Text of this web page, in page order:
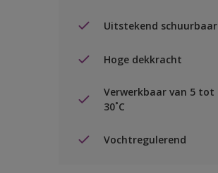
Uitstekend schuurbaar
Hoge dekkracht
Verwerkbaar van 5 tot
30˚C
Vochtregulerend